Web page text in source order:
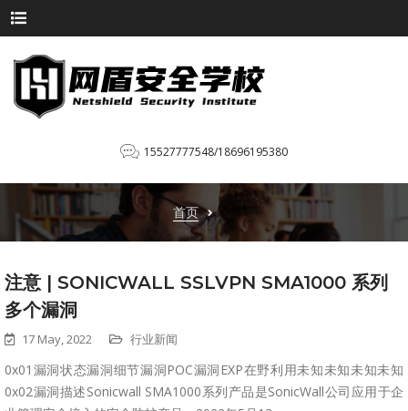
15527777548/18696195380
首页
注意 | SONICWALL SSLVPN SMA1000 系列
多个漏洞
17 May, 2022 行业新闻
0x01漏洞状态漏洞细节漏洞POC漏洞EXP在野利用未知未知未知未知
0x02漏洞描述Sonicwall SMA1000系列产品是SonicWall公司应用于企